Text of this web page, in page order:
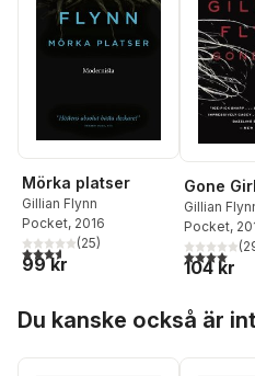
Mörka platser
Gillian Flynn
Pocket, 2016
3,6utav 5 stjärnor. Totalt antal röster:
(25)
99 kr
Gone Girl
Gillian
Pocket,
4,0utav 5(
104 kr
Du kanske också är